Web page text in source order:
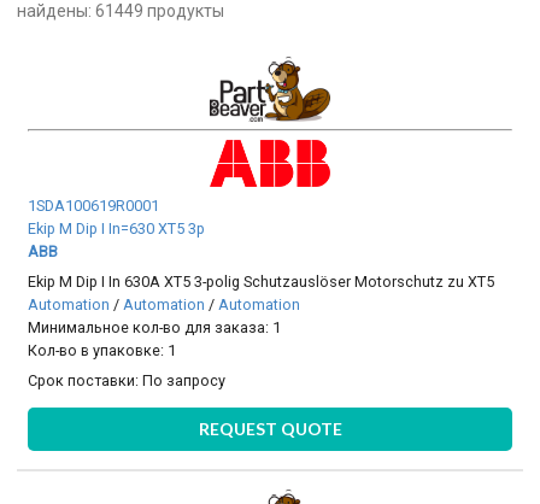
найдены: 61449 продукты
1SDA100619R0001
Ekip M Dip I In=630 XT5 3p
ABB
Ekip M Dip I In 630A XT5 3-polig Schutzauslöser Motorschutz zu XT5
Automation /Automation /Automation
Минимальное кол-во для заказа: 1
Кол-во в упаковке: 1
Срок поставки:По запросу
REQUEST QUOTE